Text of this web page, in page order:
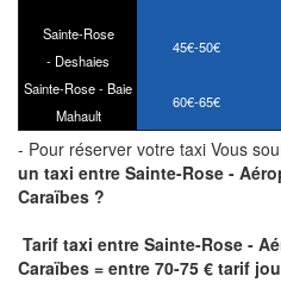
Sainte-Rose
- Deshaies
45€-50€
Sainte-Rose - Baie
Mahault
60€-65€
- Pour réserver votre taxi Vous
un taxi entre Sainte-Rose -
Caraïbes ?
Tarif taxi entre Sainte-Rose -
Caraïbes = entre 70-75 € tarif